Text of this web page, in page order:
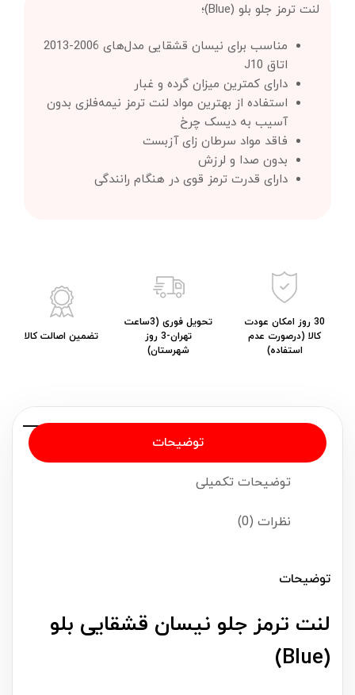
لنت ترمز جلو بلو (Blue)؛
مناسب برای نیسان قشقایی مدل‌های 2006-2013
اتاق J10
دارای کمترین میزان گرده و غبار
استفاده از بهترین مواد لنت ترمز نیمه‌فلزی بدون
آسیب به دیسک چرخ
فاقد مواد سرطان زای آزبست
بدون صدا و لرزش
دارای قدرت ترمز قوی در هنگام رانندگی
30 روز امکان عودت
کالا (درصورت عدم
استفاده)
تحویل فوری (3ساعت
تهران-3 روز
شهرستان)
تضمین اصالت کالا
توضیحات
توضیحات تکمیلی
نظرات (0)
توضیحات
لنت ترمز جلو نیسان قشقایی بلو
(Blue)